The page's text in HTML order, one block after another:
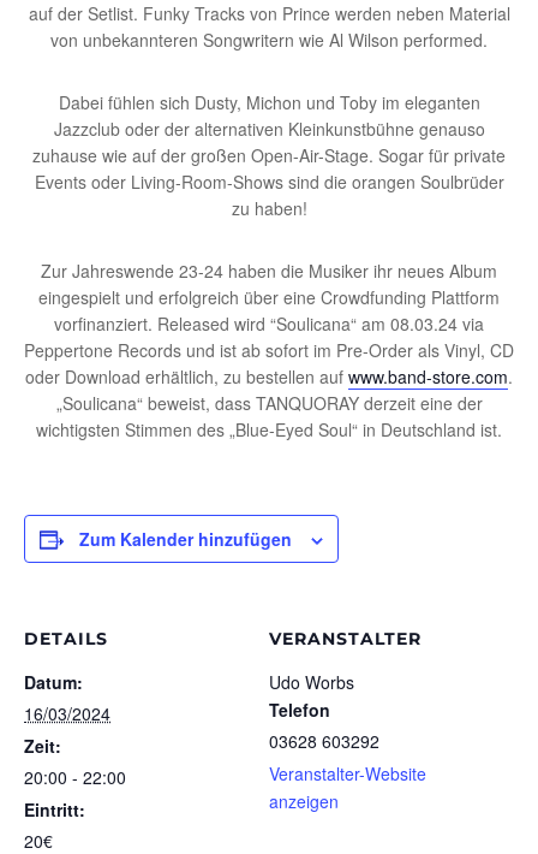
auf der Setlist. Funky Tracks von Prince werden neben Material
von unbekannteren Songwritern wie Al Wilson performed.
Dabei fühlen sich Dusty, Michon und Toby im eleganten
Jazzclub oder der alternativen Kleinkunstbühne genauso
zuhause wie auf der großen Open-Air-Stage. Sogar für private
Events oder Living-Room-Shows sind die orangen Soulbrüder
zu haben!
Zur Jahreswende 23-24 haben die Musiker ihr neues Album
eingespielt und erfolgreich über eine Crowdfunding Plattform
vorfinanziert. Released wird “Soulicana“ am 08.03.24 via
Peppertone Records und ist ab sofort im Pre-Order als Vinyl, CD
oder Download erhältlich, zu bestellen auf www.band-store.com.
„Soulicana“ beweist, dass TANQUORAY derzeit eine der
wichtigsten Stimmen des „Blue-Eyed Soul“ in Deutschland ist.
Zum Kalender hinzufügen
DETAILS
Datum:
16/03/2024
Zeit:
20:00 - 22:00
Eintritt:
20€
VERANSTALTER
Udo Worbs
Telefon
03628 603292
Veranstalter-Website
anzeigen